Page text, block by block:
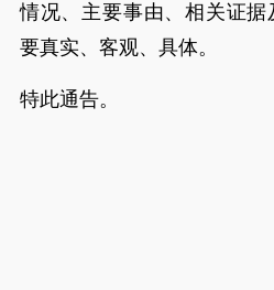
情况、主要事由、相关证
要真实、客观、具体。
特此通告。